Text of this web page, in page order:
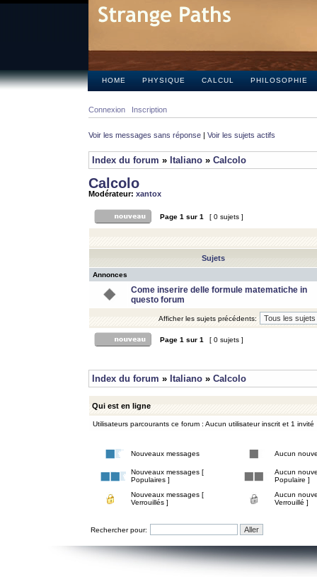
HOME PHYSIQUE CALCUL PHILOSOPHIE
Connexion Inscription
Voir les messages sans réponse | Voir les sujets actifs
Index du forum » Italiano » Calcolo
Calcolo
Modérateur: xantox
Page 1 sur 1 [ 0 sujets ]
Sujets
Annonces
Come inserire delle formule matematiche in
questo forum
Afficher les sujets précédents:
Page 1 sur 1 [ 0 sujets ]
Index du forum » Italiano » Calcolo
Qui est en ligne
Utilisateurs parcourants ce forum : Aucun utilisateur inscrit et 1 invité
Nouveaux messages Aucun
Nouveaux messages [
Populaires ]
Aucun
Populaire ]
Nouveaux messages [
Verrouillés ]
Aucun
Verrouillé ]
Rechercher pour: